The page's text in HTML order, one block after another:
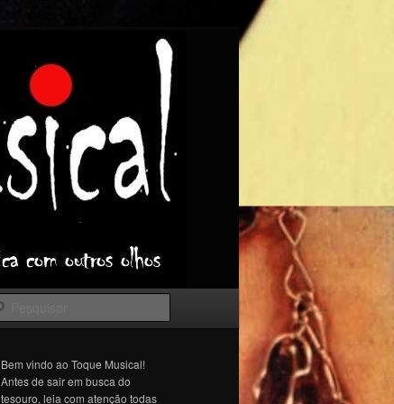
Bem vindo ao Toque Musical!
Antes de sair em busca do
tesouro, leia com atenção todas